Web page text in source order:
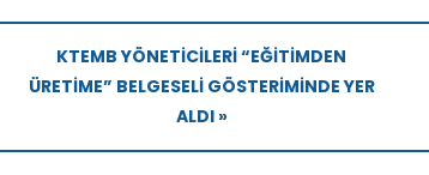
KTEMB YÖNETICILERI “EĞITIMDEN
ÜRETIME” BELGESELI GÖSTERIMINDE YER
ALDI »